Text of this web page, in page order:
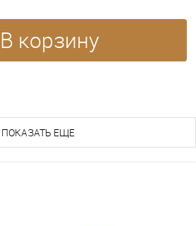
В корзину
ПОКАЗАТЬ ЕЩЕ